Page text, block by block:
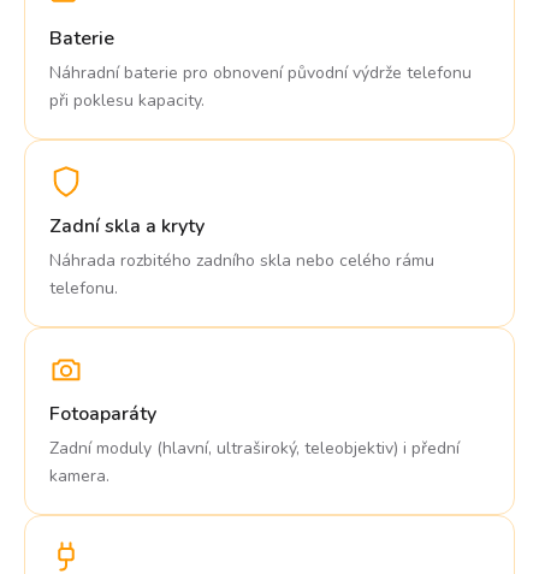
Baterie
Náhradní baterie pro obnovení původní výdrže telefonu
při poklesu kapacity.
Zadní skla a kryty
Náhrada rozbitého zadního skla nebo celého rámu
telefonu.
Fotoaparáty
Zadní moduly (hlavní, ultraširoký, teleobjektiv) i přední
kamera.